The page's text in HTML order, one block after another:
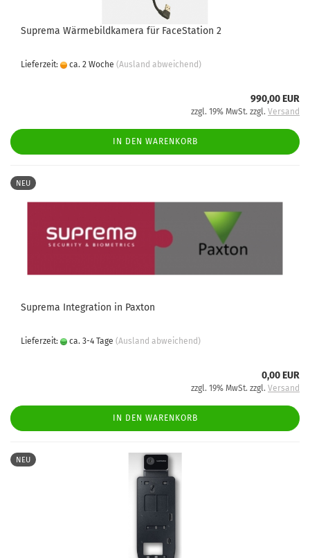
Suprema Wärmebildkamera für FaceStation 2
Lieferzeit: ca. 2 Woche (Ausland abweichend)
990,00 EUR
zzgl. 19% MwSt. zzgl. Versand
IN DEN WARENKORB
NEU
Suprema Integration in Paxton
Lieferzeit: ca. 3-4 Tage (Ausland abweichend)
0,00 EUR
zzgl. 19% MwSt. zzgl. Versand
IN DEN WARENKORB
NEU